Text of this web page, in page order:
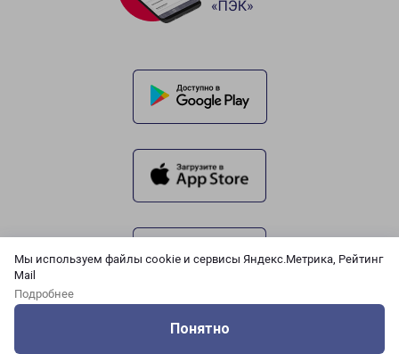
Мы используем файлы cookie и сервисы Яндекс.Метрика, Рейтинг
Mail
Подробнее
Понятно